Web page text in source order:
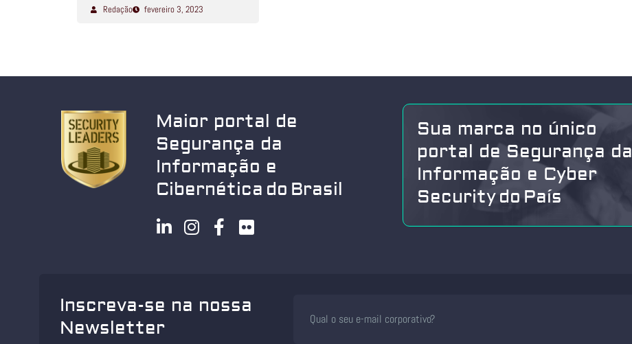
Redação fevereiro 3, 2023
Maior portal de
Segurança da
Informação e
Cibernética do Brasil
Sua marca no único
portal de Segurança da
Informação e Cyber
Security do País
Inscreva-se na nossa
Newsletter